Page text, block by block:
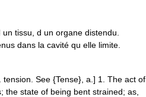
tissu, d un organe distendu.
dans la cavité qu elle limite.
See {Tense}, a.] 1. The act of
state of being bent strained; as,